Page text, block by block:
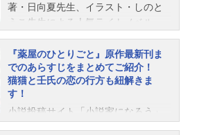
著・日向夏先生、イラスト・しのと
うこ先生による人気ライトノベル
（小説）『薬屋のひとりごと』。202
5年5月30日に最新刊となる16巻が発
売、次巻となる17巻は発売日未定
（未発表）です。こちらでは、『薬
屋のひとりごと』既刊から最新刊ま
での発売日・価格・あらすじなどの
情報をご紹介しています。薬屋のひ
『薬屋のひとりごと』原作最新刊ま
でのあらすじをまとめてご紹介！
猫猫と壬氏の恋の行方も紐解きま
す！
小説投稿サイト「小説家になろう」